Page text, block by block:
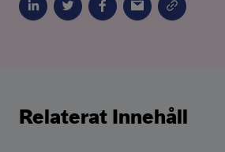
Relaterat Innehåll